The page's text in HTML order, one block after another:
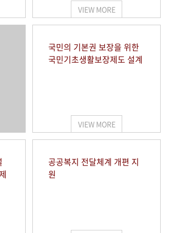
VIEW MORE
국민의 기본권 보장을 위한
국민기초생활보장제도 설계
VIEW MORE
공공복지 전달체계 개편 지
원